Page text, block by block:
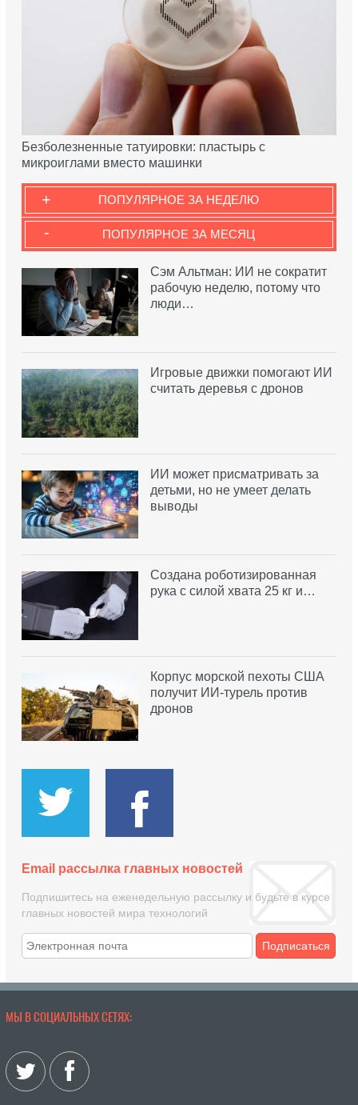
Безболезненные татуировки: пластырь с
микроиглами вместо машинки
ПОПУЛЯРНОЕ ЗА НЕДЕЛЮ
+
ПОПУЛЯРНОЕ ЗА МЕСЯЦ
-
Сэм Альтман: ИИ не сократит
рабочую неделю, потому что
люди…
Игровые движки помогают ИИ
считать деревья с дронов
ИИ может присматривать за
детьми, но не умеет делать
выводы
Создана роботизированная
рука с силой хвата 25 кг и…
Корпус морской пехоты США
получит ИИ-турель против
дронов
Email рассылка главных новостей
Подпишитесь на еженедельную рассылку и будьте в курсе
главных новостей мира технологий
Подписаться
МЫ В СОЦИАЛЬНЫХ СЕТЯХ: